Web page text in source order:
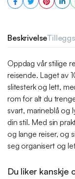
Beskrivelse
Oppdag vår stilige
reisende. Laget av
slitesterk og lett,
rom for alt du
svart, marineblå og
din stil. Med sin
og lange reiser, og
seg organisert og
Du liker kanskje